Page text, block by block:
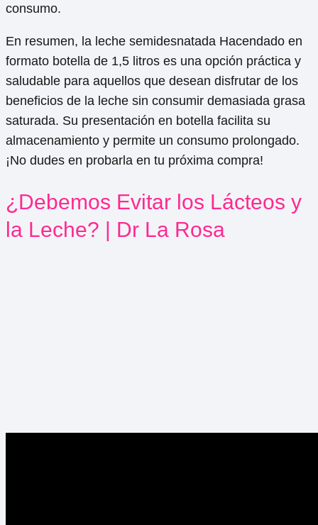
consumo.
En resumen, la leche semidesnatada Hacendado en
formato botella de 1,5 litros es una opción práctica y
saludable para aquellos que desean disfrutar de los
beneficios de la leche sin consumir demasiada grasa
saturada. Su presentación en botella facilita su
almacenamiento y permite un consumo prolongado.
¡No dudes en probarla en tu próxima compra!
¿Debemos Evitar los Lácteos y
la Leche? | Dr La Rosa